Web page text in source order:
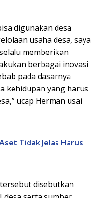
digunakan desa
usaha desa, saya
memberikan
berbagai inovasi
pada dasarnya
kehidupan yang harus
ucap Herman usai
Tidak Jelas Harus
disebutkan